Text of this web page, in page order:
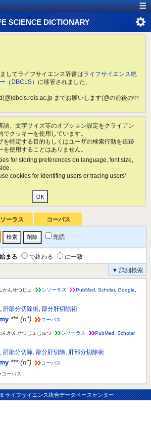
SCIENCE DICTIONARY
してライフサイエンス辞書はライフサイエンス統
（DBCLS） に移管されました。
までお願いします(@の前後の中
語、文字サイズ等のオプション設定をクライアン
でクッキーを使用しています。
を特定する目的もしくはユーザの検索行動を追跡
使用することはありません。
for storing preferences on language, font size,
cookies for identifing users or tracing users'
ーラス コーパス
先読
まる で終わる
に一致
▼ 詳細検索
かんせつじょ シソーラス PubMed Scholar, Google
, 肝部分切除術, 部分肝切除術
*** (n*) コーパス
んかんせつじょじゅつ シソーラス PubMed Scholar,
, 肝部分切除, 部分肝切除, 肝部分切除術
*** (n*) コーパス
コーパス
ライフサイエンス統合データベースセンター